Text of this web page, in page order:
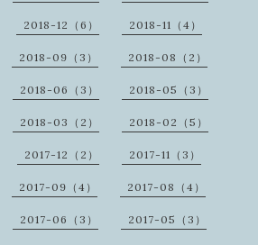
2018-12（6） 2018-11（4）
2018-09（3） 2018-08（2）
2018-06（3） 2018-05（3）
2018-03（2） 2018-02（5）
2017-12（2） 2017-11（3）
2017-09（4） 2017-08（4）
2017-06（3） 2017-05（3）